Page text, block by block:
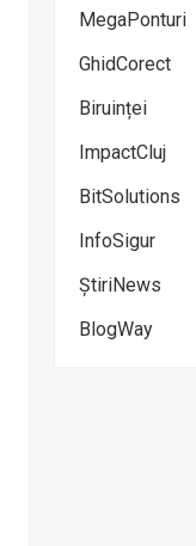
MegaPonturi
GhidCorect
Biruinței
ImpactCluj
BitSolutions
InfoSigur
ȘtiriNews
BlogWay